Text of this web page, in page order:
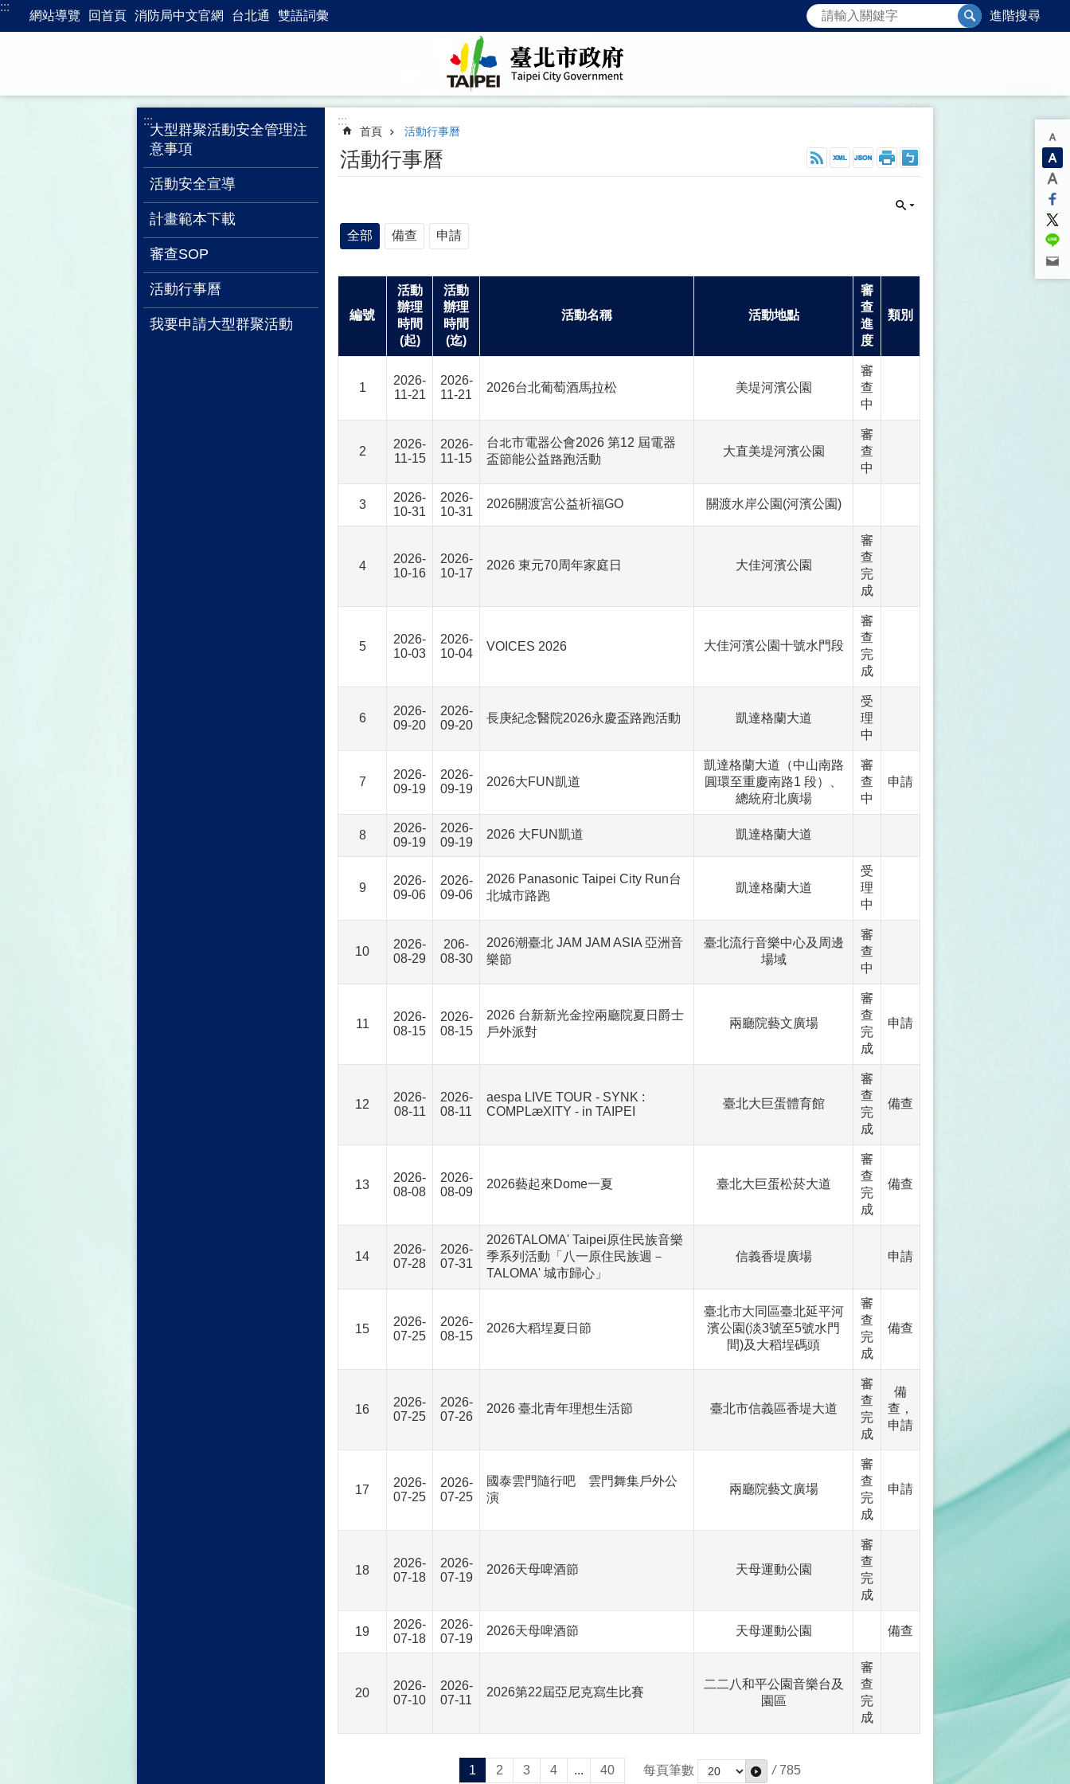
跳到主要內容區塊
:::
網站導覽 回首頁 消防局中文官網 台北通 雙語詞彙 進階搜尋
:::
大型群聚活動安全管理注
意事項
活動安全宣導
計畫範本下載
審查SOP
活動行事曆
我要申請大型群聚活動
:::
首頁 活動行事曆
活動行事曆
全部 備查 申請
編號
活動
辦理
時間
(起)
活動
辦理
時間
(迄)
活動名稱 活動地點
審
查
進
度
類別
1
2026-
11-21
2026-
11-21
2026台北葡萄酒馬拉松 美堤河濱公園
審
查
中
2
2026-
11-15
2026-
11-15
台北市電器公會2026 第12 屆電器
盃節能公益路跑活動
大直美堤河濱公園
審
查
中
3
2026-
10-31
2026-
10-31
2026關渡宮公益祈福GO 關渡水岸公園(河濱公園)
4
2026-
10-16
2026-
10-17
2026 東元70周年家庭日 大佳河濱公園
審
查
完
成
5
2026-
10-03
2026-
10-04
VOICES 2026 大佳河濱公園十號水門段
審
查
完
成
6
2026-
09-20
2026-
09-20
長庚紀念醫院2026永慶盃路跑活動 凱達格蘭大道
受
理
中
7
2026-
09-19
2026-
09-19
2026大FUN凱道
凱達格蘭大道（中山南路
圓環至重慶南路1 段）、
總統府北廣場
審
查
中
申請
8
2026-
09-19
2026-
09-19
2026 大FUN凱道 凱達格蘭大道
9
2026-
09-06
2026-
09-06
2026 Panasonic Taipei City Run台
北城市路跑
凱達格蘭大道
受
理
中
10
2026-
08-29
206-
08-30
2026潮臺北 JAM JAM ASIA 亞洲音
樂節
臺北流行音樂中心及周邊
場域
審
查
中
11
2026-
08-15
2026-
08-15
2026 台新新光金控兩廳院夏日爵士
戶外派對
兩廳院藝文廣場
審
查
完
成
申請
12
2026-
08-11
2026-
08-11
aespa LIVE TOUR - SYNK :
COMPLæXITY - in TAIPEI
臺北大巨蛋體育館
審
查
完
成
備查
13
2026-
08-08
2026-
08-09
2026藝起來Dome一夏 臺北大巨蛋松菸大道
審
查
完
成
備查
14
2026-
07-28
2026-
07-31
2026TALOMA' Taipei原住民族音樂
季系列活動「八一原住民族週－
TALOMA' 城市歸心」
信義香堤廣場 申請
15
2026-
07-25
2026-
08-15
2026大稻埕夏日節
臺北市大同區臺北延平河
濱公園(淡3號至5號水門
間)及大稻埕碼頭
審
查
完
成
備查
16
2026-
07-25
2026-
07-26
2026 臺北青年理想生活節 臺北市信義區香堤大道
審
查
完
成
備
查，
申請
17
2026-
07-25
2026-
07-25
國泰雲門隨行吧 雲門舞集戶外公
演
兩廳院藝文廣場
審
查
完
成
申請
18
2026-
07-18
2026-
07-19
2026天母啤酒節 天母運動公園
審
查
完
成
19
2026-
07-18
2026-
07-19
2026天母啤酒節 天母運動公園 備查
20
2026-
07-10
2026-
07-11
2026第22屆亞尼克寫生比賽
二二八和平公園音樂台及
園區
審
查
完
成
1 2 3 4 ... 40 每頁筆數 / 785